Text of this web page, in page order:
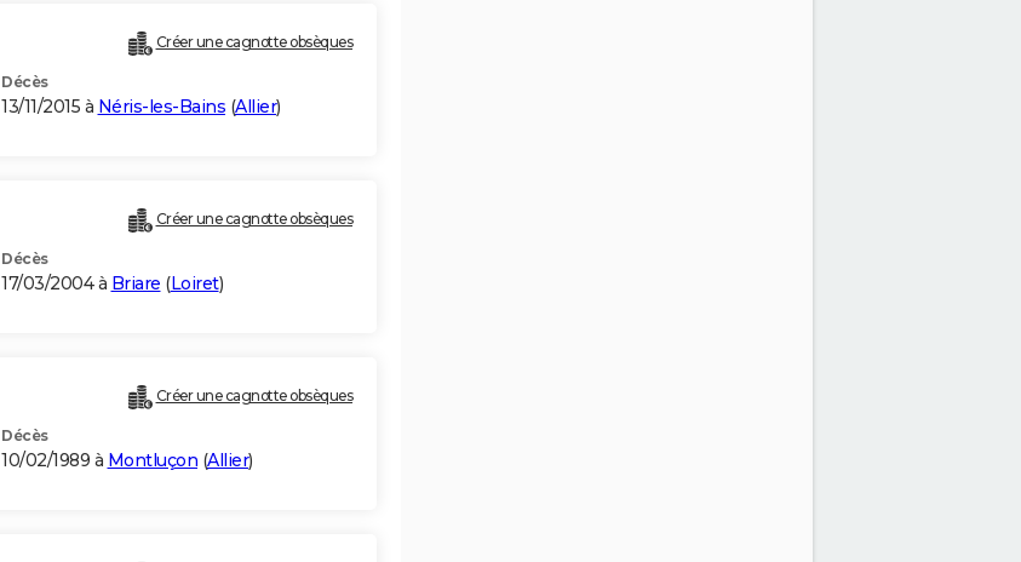
Créer une cagnotte obsèques
Décès
13/11/2015 à Néris-les-Bains (Allier)
Créer une cagnotte obsèques
Décès
17/03/2004 à Briare (Loiret)
Créer une cagnotte obsèques
Décès
10/02/1989 à Montluçon (Allier)